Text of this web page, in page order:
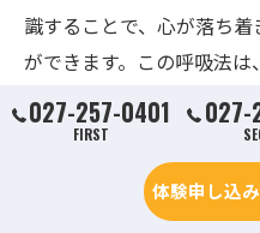
識することで、心が落ち
ができます。この呼吸法
者でも簡単に取り入れる
てのスタートにも最適で
整える習慣を持つことで
ックスできるようになり
027-257-0401
FIRST
027-
体験申し込